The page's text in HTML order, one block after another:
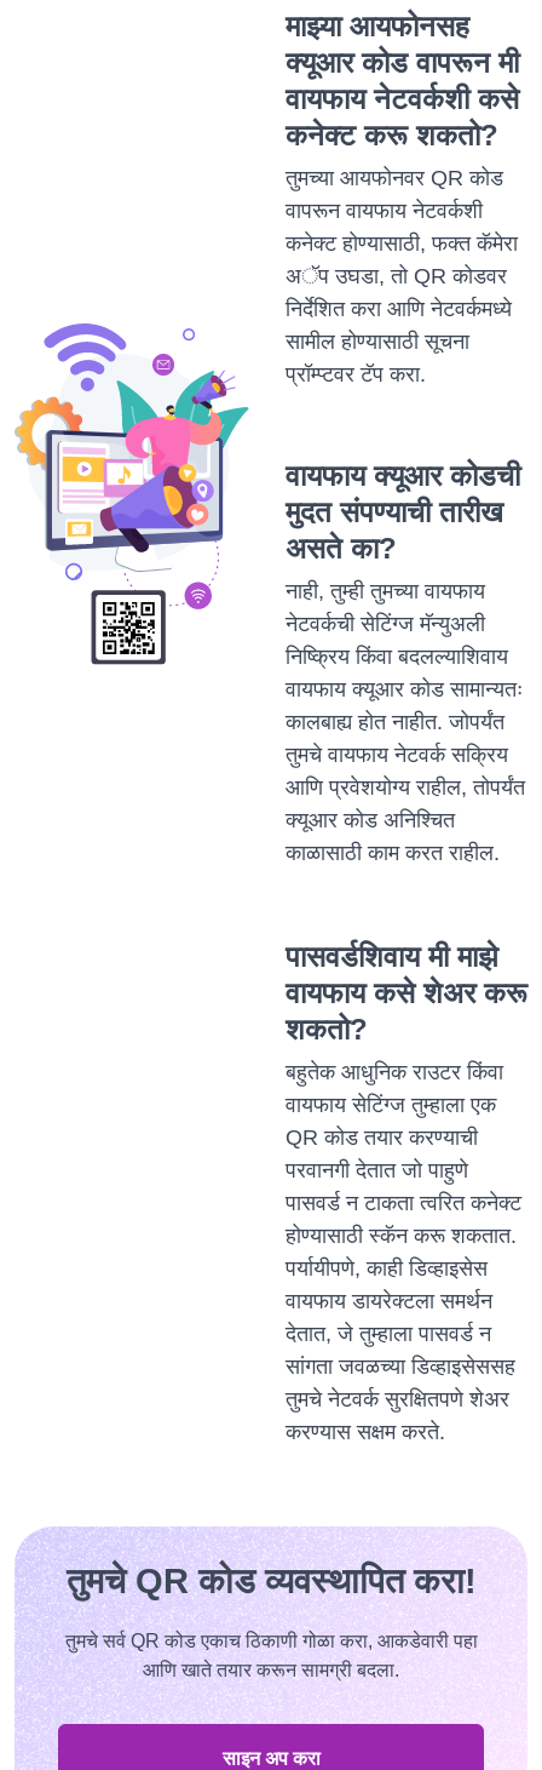
माझ्या आयफोनसह
क्यूआर कोड वापरून मी
वायफाय नेटवर्कशी कसे
कनेक्ट करू शकतो?
तुमच्या आयफोनवर QR कोड
वापरून वायफाय नेटवर्कशी
कनेक्ट होण्यासाठी, फक्त कॅमेरा
अॅप उघडा, तो QR कोडवर
निर्देशित करा आणि नेटवर्कमध्ये
सामील होण्यासाठी सूचना
प्रॉम्प्टवर टॅप करा.
वायफाय क्यूआर कोडची
मुदत संपण्याची तारीख
असते का?
नाही, तुम्ही तुमच्या वायफाय
नेटवर्कची सेटिंग्ज मॅन्युअली
निष्क्रिय किंवा बदलल्याशिवाय
वायफाय क्यूआर कोड सामान्यतः
कालबाह्य होत नाहीत. जोपर्यंत
तुमचे वायफाय नेटवर्क सक्रिय
आणि प्रवेशयोग्य राहील, तोपर्यंत
क्यूआर कोड अनिश्चित
काळासाठी काम करत राहील.
पासवर्डशिवाय मी माझे
वायफाय कसे शेअर करू
शकतो?
बहुतेक आधुनिक राउटर किंवा
वायफाय सेटिंग्ज तुम्हाला एक
QR कोड तयार करण्याची
परवानगी देतात जो पाहुणे
पासवर्ड न टाकता त्वरित कनेक्ट
होण्यासाठी स्कॅन करू शकतात.
पर्यायीपणे, काही डिव्हाइसेस
वायफाय डायरेक्टला समर्थन
देतात, जे तुम्हाला पासवर्ड न
सांगता जवळच्या डिव्हाइसेससह
तुमचे नेटवर्क सुरक्षितपणे शेअर
करण्यास सक्षम करते.
तुमचे QR कोड व्यवस्थापित करा!
तुमचे सर्व QR कोड एकाच ठिकाणी गोळा करा, आकडेवारी पहा
आणि खाते तयार करून सामग्री बदला.
साइन अप करा